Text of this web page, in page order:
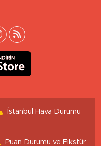
İstanbul Hava Durumu
Puan Durumu ve Fikstür